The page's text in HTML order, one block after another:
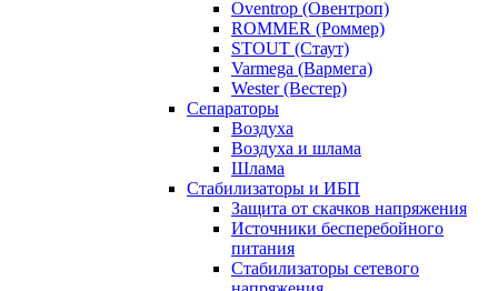
Oventrop (Овентроп)
ROMMER (Роммер)
STOUT (Стаут)
Varmega (Вармега)
Wester (Вестер)
Сепараторы
Воздуха
Воздуха и шлама
Шлама
Стабилизаторы и ИБП
Защита от скачков напряжения
Источники бесперебойного
питания
Стабилизаторы сетевого